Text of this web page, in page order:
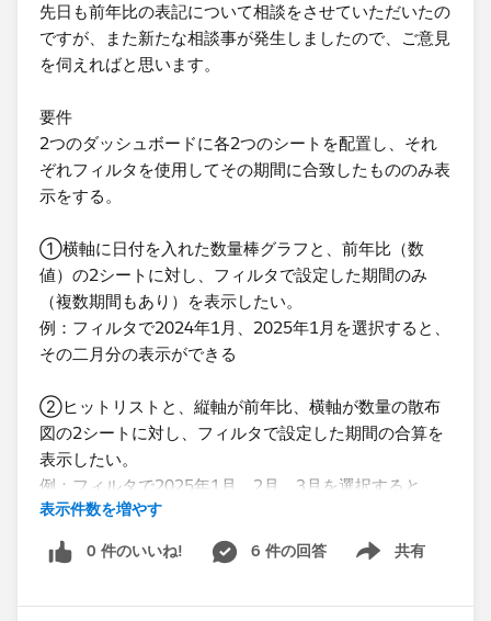
先日も前年比の表記について相談をさせていただいたの
ですが、また新たな相談事が発生しましたので、ご意見
を伺えればと思います。
要件
2つのダッシュボードに各2つのシートを配置し、それ
ぞれフィルタを使用してその期間に合致したもののみ表
示をする。
①横軸に日付を入れた数量棒グラフと、前年比（数
値）の2シートに対し、フィルタで設定した期間のみ
（複数期間もあり）を表示したい。
例：フィルタで2024年1月、2025年1月を選択すると、
その二月分の表示ができる
②ヒットリストと、縦軸が前年比、横軸が数量の散布
図の2シートに対し、フィルタで設定した期間の合算を
表示したい。
例：フィルタで2025年1月、2月、3月を選択すると、
その合計のデータを表示する（期間については、連続で
はなく、2月と5月といったとびとびの選択も行う）
表示件数を増やす
0 件のいいね! 6 件の回答 共有
Show menu